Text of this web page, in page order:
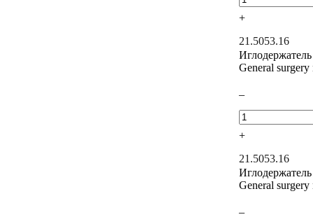
+
21.5053.16
General
–
+
21.5053.16
General
–